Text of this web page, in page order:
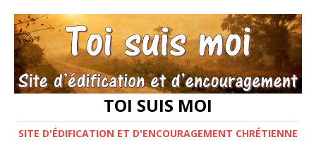
TOI SUIS MOI
SITE D'ÉDIFICATION ET D'ENCOURAGEMENT CHRÉTIENNE